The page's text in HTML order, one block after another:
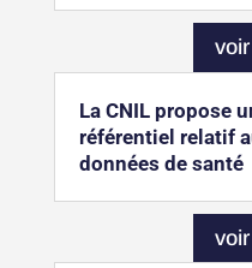
La CNIL propose
référentiel relatif
données de santé